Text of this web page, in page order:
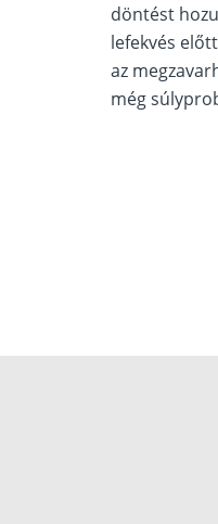
döntést
lefekvés
az
még